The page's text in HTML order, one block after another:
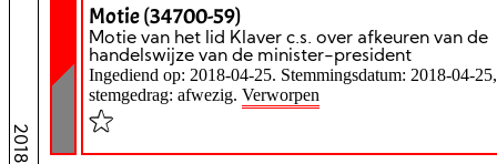
Motie (34700-59)
Motie van het lid Klaver c.s. over afkeuren van de
handelswijze van de minister-president
Ingediend op: 2018-04-25. Stemmingsdatum: 2018-04-25,
stemgedrag: afwezig. Verworpen